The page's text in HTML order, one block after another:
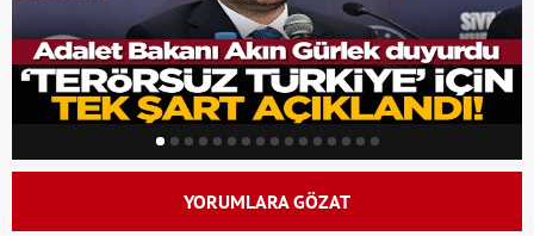
YORUMLARA GÖZAT